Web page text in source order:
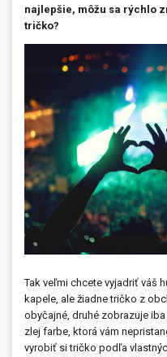
Tašky, vaky, ruksaky
Prívesky, dog tagy, odznaky
Doplnky do kancelárie,
Darčeky
PO-PIA 7:30 - 17:00
0850 11 15 16
Úvod
Novinky
Kontakty
najlepšie, môžu sa rýchlo
tričko?
Tak veľmi chcete vyjadriť váš
kapele, ale žiadne tričko z
obyčajné, druhé zobrazuje
zlej farbe, ktorá vám
vyrobiť si tričko podľa